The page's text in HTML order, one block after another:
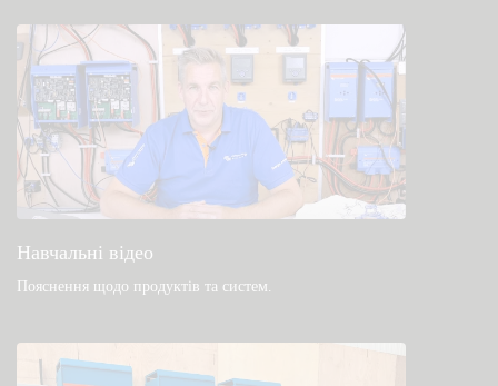
Навчальні відео
Пояснення щодо продуктів та систем.